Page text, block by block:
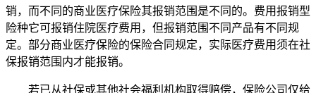
销，而不同的商业医疗保险其报销范围是不同的。费用报销型
险种它可报销住院医疗费用，但报销范围不同产品有不同规
定。部分商业医疗保险的保险合同规定，实际医疗费用须在社
保报销范围内才能报销。
若已从社保或其他社会福利机构取得赔偿，保险公司仅给